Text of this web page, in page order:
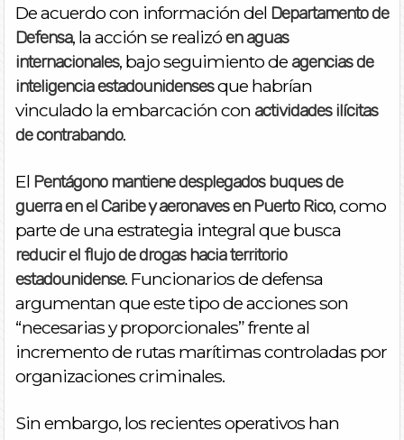
De acuerdo con información del Departamento de
Defensa, la acción se realizóen aguas
internacionales, bajo seguimiento deagencias de
inteligencia estadounidensesque habrían
vinculado la embarcación con actividades ilícitas
de contrabando.
El Pentágono mantiene desplegados buques de
guerra en el Caribe y aeronaves en Puerto Rico, como
parte de una estrategia integral que busca
reducir el flujo de drogas hacia territorio
estadounidense. Funcionarios de defensa
argumentan que este tipo de acciones son
“necesarias y proporcionales” frente al
incremento de rutas marítimas controladas por
organizaciones criminales.
Sin embargo, los recientes operativos han